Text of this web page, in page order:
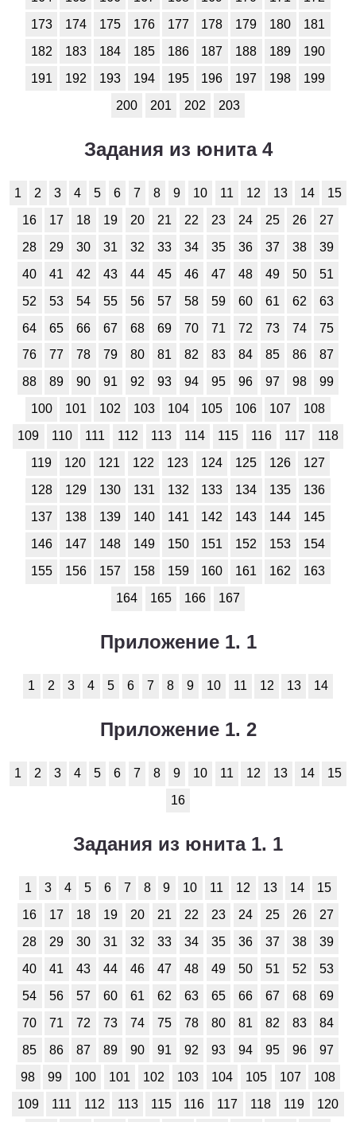
173
174 175 176 177 178 179 180
181
182
183 184 185 186 187 188 189
190
191
192 193 194 195 196 197 198
199
200
201 202 203
Задания из юнита 4
1 2 3 4 5 6 7 8 9 10 11 12 13 14
15
16
17 18 19 20 21 22 23 24 25 26
27
28
29 30 31 32 33 34 35 36 37 38
39
40
41 42 43 44 45 46 47 48 49 50
51
52
53 54 55 56 57 58 59 60 61 62
63
64
65 66 67 68 69 70 71 72 73 74
75
76
77 78 79 80 81 82 83 84 85 86
87
88
89 90 91 92 93 94 95 96 97 98
99
100
101 102 103 104 105 106 107
108
109
110 111 112 113 114 115 116 117
118
119
120 121 122 123 124 125 126
127
128
129 130 131 132 133 134 135
136
137
138 139 140 141 142 143 144
145
146
147 148 149 150 151 152 153
154
155
156 157 158 159 160 161 162
163
164
165 166 167
Приложение 1. 1
1 2 3 4 5 6 7 8 9 10 11 12 13 14
Приложение 1. 2
1 2 3 4 5 6 7 8 9 10 11 12 13 14
15
16
Задания из юнита 1. 1
1 3 4 5 6 7 8 9 10 11 12 13 14
15
16
17 18 19 20 21 22 23 24 25 26
27
28
29 30 31 32 33 34 35 36 37 38
39
40
41 43 44 46 47 48 49 50 51 52
53
54
56 57 60 61 62 63 65 66 67 68
69
70
71 72 73 74 75 78 80 81 82 83
84
85
86 87 89 90 91 92 93 94 95 96
97
98
99 100 101 102 103 104 105 107
108
109
111 112 113 115 116 117 118 119 120